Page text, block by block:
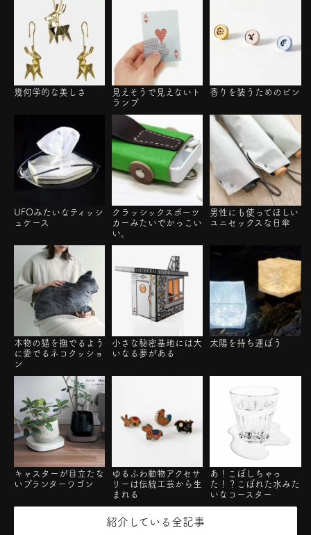
幾何学的な美しさ
見えそうで見えないト
ランプ
香りを装うためのピン
UFOみたいなティッシ
ュケース
クラッシックスポーツ
カーみたいでかっこい
い。
男性にも使ってほしい
ユニセックスな日傘
本物の猫を撫でるよう
に愛でるネコクッショ
ン
小さな秘密基地には大
いなる夢がある
太陽を持ち運ぼう
キャスターが目立たな
いプランターワゴン
ゆるふわ動物アクセサ
リーは伝統工芸から生
まれる
あ！こぼしちゃっ
た！？こぼれた水みた
いなコースター
紹介している全記事